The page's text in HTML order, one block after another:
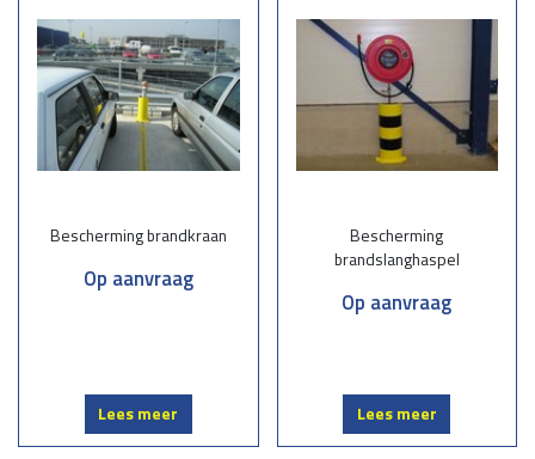
Bescherming brandkraan
Op aanvraag
Lees meer
Bescherming
brandslanghaspel
Op aanvraag
Lees meer